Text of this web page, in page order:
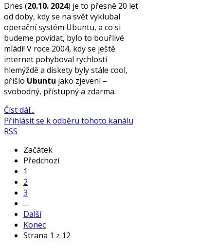
Dnes (20.10. 2024) je to přesně 20 let
od doby, kdy se na svět vyklubal
operační systém Ubuntu, a co si
budeme povídat, bylo to bouřlivé
mládí! V roce 2004, kdy se ještě
internet pohyboval rychlostí
hlemýždě a diskety byly stále cool,
přišlo Ubuntu jako zjevení –
svobodný, přístupný a zdarma.
Číst dál...
Přihlásit se k odběru tohoto kanálu
RSS
Začátek
Předchozí
1
2
3
…
Další
Konec
Strana 1 z 12